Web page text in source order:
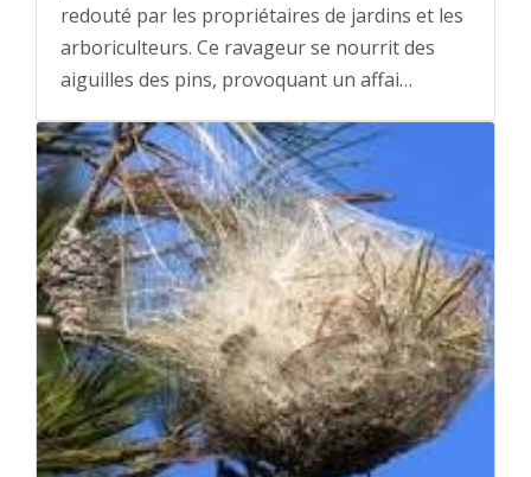
redouté par les propriétaires de jardins et les
arboriculteurs. Ce ravageur se nourrit des
aiguilles des pins, provoquant un affai…